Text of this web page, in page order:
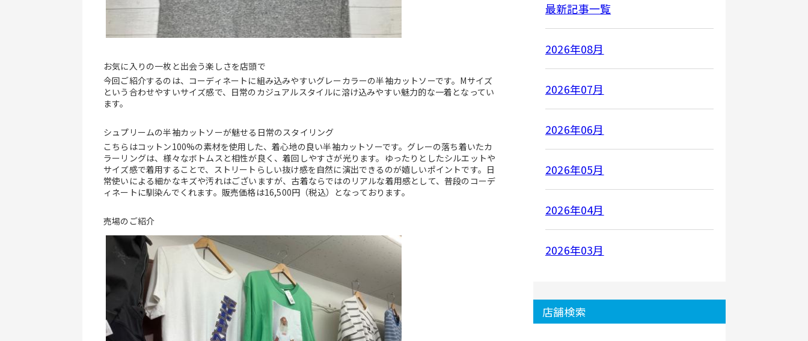
お気に入りの一枚と出会う楽しさを店頭で
今回ご紹介するのは、コーディネートに組み込みやすいグレーカラーの半袖カットソーです。Mサイズ
という合わせやすいサイズ感で、日常のカジュアルスタイルに溶け込みやすい魅力的な一着となってい
ます。
シュプリームの半袖カットソーが魅せる日常のスタイリング
こちらはコットン100%の素材を使用した、着心地の良い半袖カットソーです。グレーの落ち着いたカ
ラーリングは、様々なボトムスと相性が良く、着回しやすさが光ります。ゆったりとしたシルエットや
サイズ感で着用することで、ストリートらしい抜け感を自然に演出できるのが嬉しいポイントです。日
常使いによる細かなキズや汚れはございますが、古着ならではのリアルな着用感として、普段のコーデ
ィネートに馴染んでくれます。販売価格は16,500円（税込）となっております。
売場のご紹介
最新記事一覧
2026年08月
2026年07月
2026年06月
2026年05月
2026年04月
2026年03月
店舗検索